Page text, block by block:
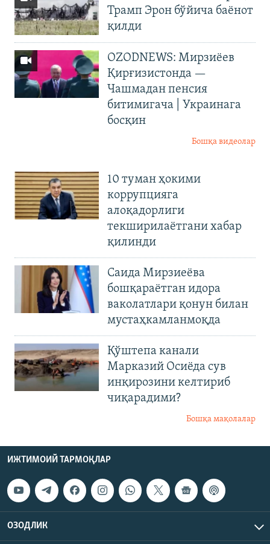
Трамп Эрон бўйича баёнот
қилди
OZODNEWS: Мирзиёев
Қирғизистонда —
Чашмадан пенсия
битимигача | Украинага
босқин
Бошқа видеолар
10 туман ҳокими
коррупцияга
алоқадорлиги
текширилаётгани хабар
қилинди
Саида Мирзиеёва
бошқараётган идора
ваколатлари қонун билан
мустаҳкамланмоқда
Қўштепа канали
Марказий Осиёда сув
инқирозини келтириб
чиқарадими?
Бошқа мақолалар
ИЖТИМОИЙ ТАРМОҚЛАР
ОЗОДЛИК